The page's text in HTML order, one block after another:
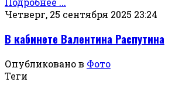
Четверг, 25 сентября 2025 23:24
В кабинете Валентина Распутина
Опубликовано в Фото
Теги